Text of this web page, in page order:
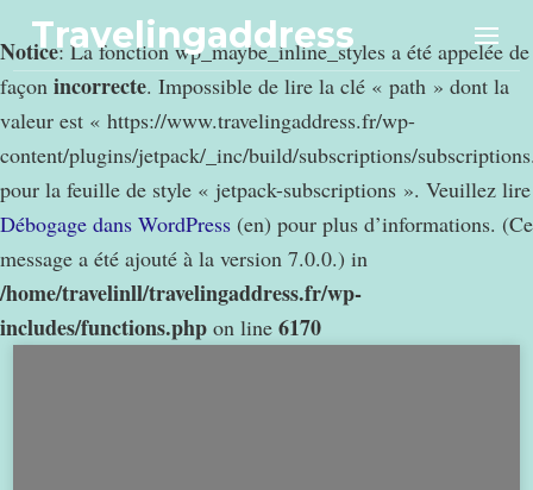
Notice: La fonction wp_maybe_inline_styles a été appelée de
façon incorrecte. Impossible de lire la clé « path » dont la
valeur est « https://www.travelingaddress.fr/wp-
content/plugins/jetpack/_inc/build/subscriptions/
pour la feuille de style « jetpack-subscriptions ». Veuillez lire
Débogage dans WordPress (en) pour plus d’informations. (Ce
message a été ajouté à la version 7.0.0.) in
/home/travelinll/travelingaddress.fr/wp-
includes/functions.php on line 6170
Travelingaddress